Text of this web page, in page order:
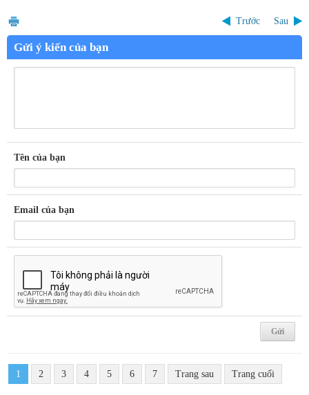
Trước Sau
Gửi ý kiến của bạn
Tên của bạn
Email của bạn
1 2 3 4 5 6 7 Trang sau Trang cuối